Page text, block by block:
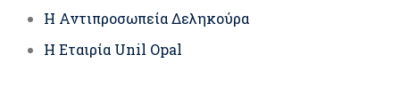
Η Αντιπροσωπεία Δεληκούρα
Η Εταιρία Unil Opal